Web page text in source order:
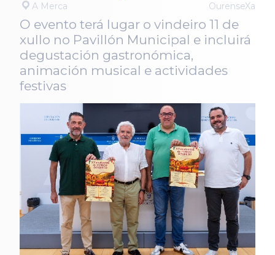
A Merca OurenseXa
O evento terá lugar o vindeiro 11 de
xullo no Pavillón Municipal e incluirá
degustación gastronómica,
animación musical e actividades
festivas